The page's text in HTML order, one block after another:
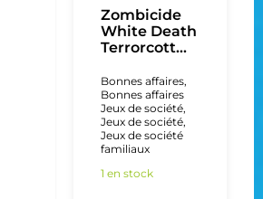
Zombicide
White Death
Terrorcott...
Bonnes affaires,
Bonnes affaires
Jeux de société,
Jeux de société,
Jeux de société
familiaux
1 en stock